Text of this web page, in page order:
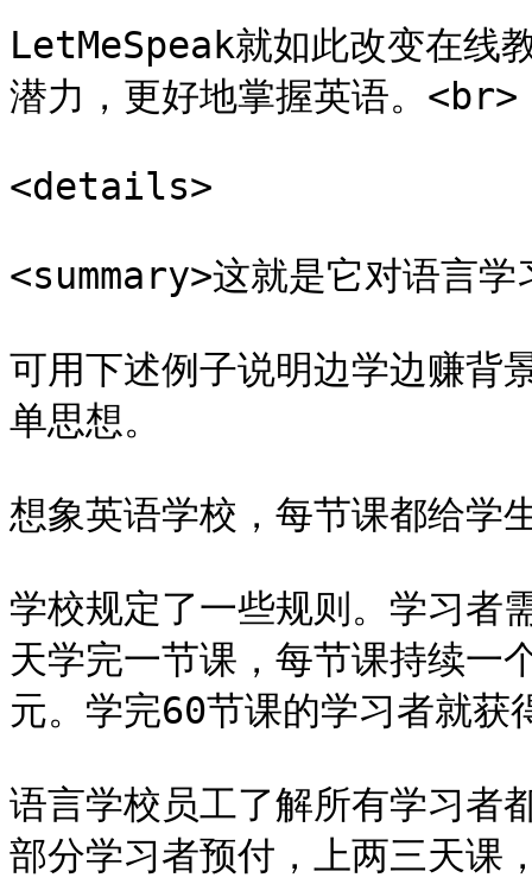
LetMeSpeak就如此改变在线
潜力，更好地掌握英语。<br>
<details>
<summary>这就是它对语言
可用下述例子说明边学边赚背
单思想。
想象英语学校，每节课都给学
学校规定了一些规则。学习者
天学完一节课，每节课持续一
元。学完60节课的学习者就获
语言学校员工了解所有学习者
部分学习者预付，上两三天课